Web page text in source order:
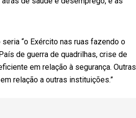
“o Exército nas ruas fazendo o
de guerra de quadrilhas, crise de
em relação à segurança. Outras
relação a outras instituições.”